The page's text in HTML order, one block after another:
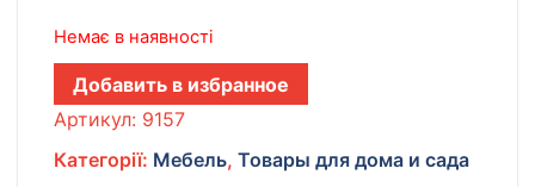
Немає в наявності
Добавить в избранное
Артикул: 9157
Категорії: Мебель, Товары для дома и сада